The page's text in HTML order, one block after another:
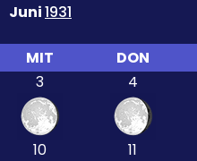
Juni1931
MIT DON
3 4
10 11